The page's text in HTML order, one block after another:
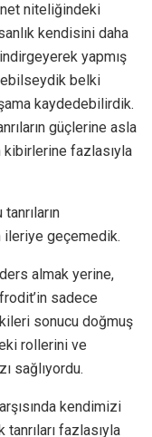
niteliğindeki
kendisini daha
yapmış
belki
kaydedebilirdik.
güçlerine asla
kibirlerine fazlasıyla
ileriye geçemedik.
almak yerine,
sadece
sonucu doğmuş
rollerini ve
sağlıyordu.
kendimizi
fazlasıyla